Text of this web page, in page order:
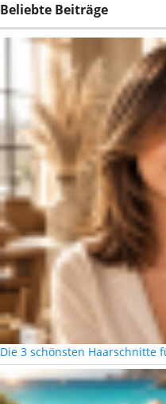
Beliebte Beiträge
Die 3 schönsten Haarschnitte